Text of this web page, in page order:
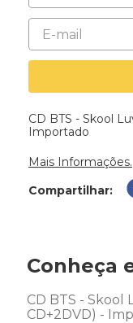
CD BTS - Skool
Importado
Mais Informações.
Compartilhar
Conheça
CD BTS - Skool
CD+2DVD) -